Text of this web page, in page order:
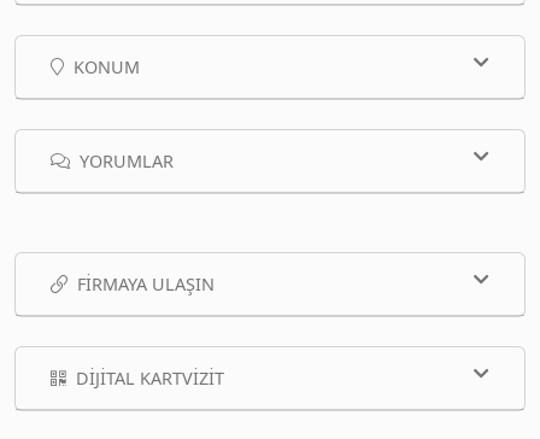
KONUM
YORUMLAR
FIRMAYA ULAŞIN
DIJITAL KARTVIZIT